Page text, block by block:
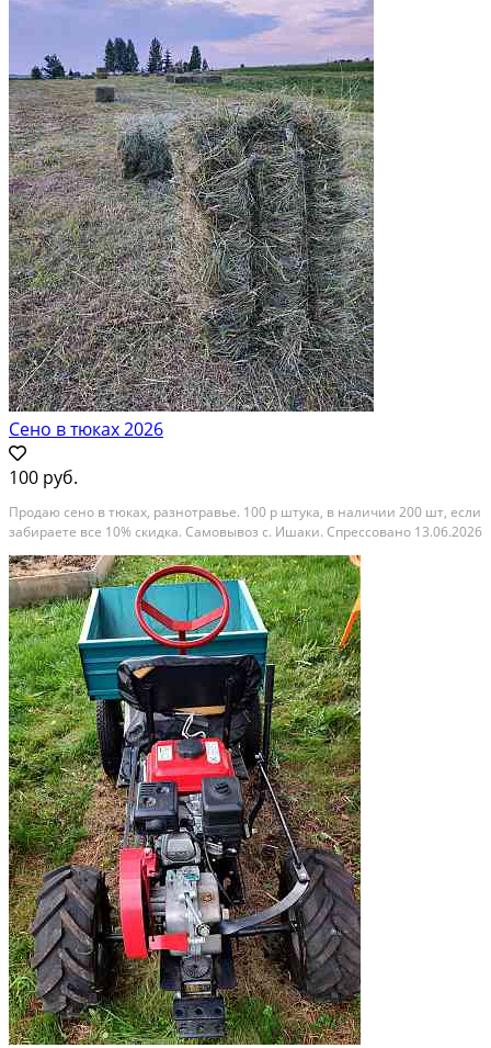
Сено в тюках 2026
100 руб.
Продаю сено в тюках, разнотравье. 100 р штука, в наличии 200 шт, если
забираете все 10% скидка. Самовывоз с. Ишаки. Спрессовано 13.06.2026